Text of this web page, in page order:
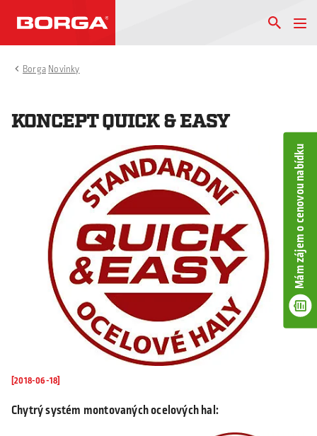
Mám zájem o cenovou nabídku
Borga Novinky
KONCEPT QUICK & EASY
[2018-06-18]
Chytrý systém montovaných ocelových hal: